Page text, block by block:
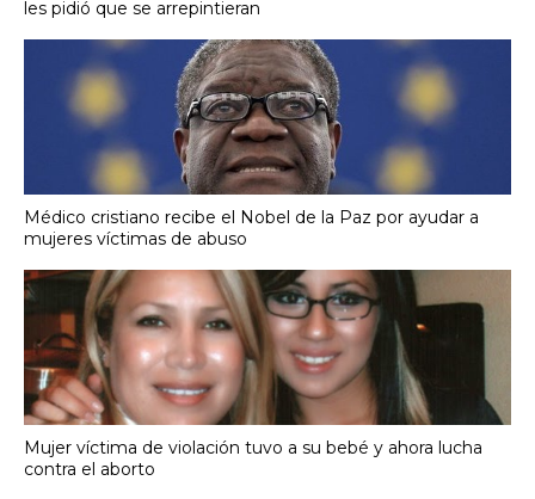
les pidió que se arrepintieran
Médico cristiano recibe el Nobel de la Paz por ayudar a
mujeres víctimas de abuso
Mujer víctima de violación tuvo a su bebé y ahora lucha
contra el aborto